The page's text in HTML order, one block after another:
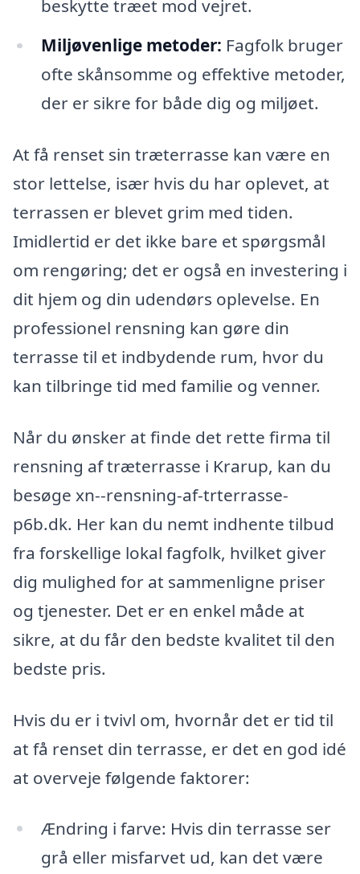
beskytte træet mod vejret.
Miljøvenlige metoder: Fagfolk bruger
ofte skånsomme og effektive metoder,
der er sikre for både dig og miljøet.
At få renset sin træterrasse kan være en
stor lettelse, især hvis du har oplevet, at
terrassen er blevet grim med tiden.
Imidlertid er det ikke bare et spørgsmål
om rengøring; det er også en investering i
dit hjem og din udendørs oplevelse. En
professionel rensning kan gøre din
terrasse til et indbydende rum, hvor du
kan tilbringe tid med familie og venner.
Når du ønsker at finde det rette firma til
rensning af træterrasse i Krarup, kan du
besøge xn--rensning-af-trterrasse-
p6b.dk. Her kan du nemt indhente tilbud
fra forskellige lokal fagfolk, hvilket giver
dig mulighed for at sammenligne priser
og tjenester. Det er en enkel måde at
sikre, at du får den bedste kvalitet til den
bedste pris.
Hvis du er i tvivl om, hvornår det er tid til
at få renset din terrasse, er det en god idé
at overveje følgende faktorer:
Ændring i farve: Hvis din terrasse ser
grå eller misfarvet ud, kan det være